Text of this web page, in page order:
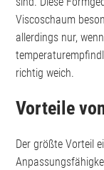
Viscoschaum
allerdings nur,
richtig weich.
Vorteile
Der größte Vorteil